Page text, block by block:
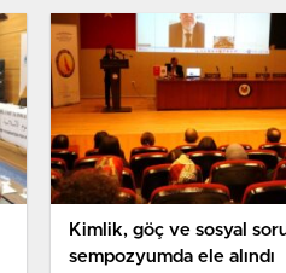
Kimlik, göç ve sosyal
sempozyumda ele alındı